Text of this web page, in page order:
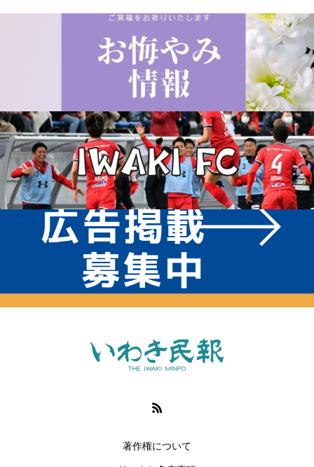
著作権について